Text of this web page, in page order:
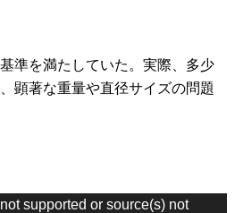
準を満たしていた。実際、多少
顕著な重量や直径サイズの問題
supported or source(s) not